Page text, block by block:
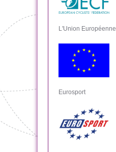
L'Union Européenne
Eurosport